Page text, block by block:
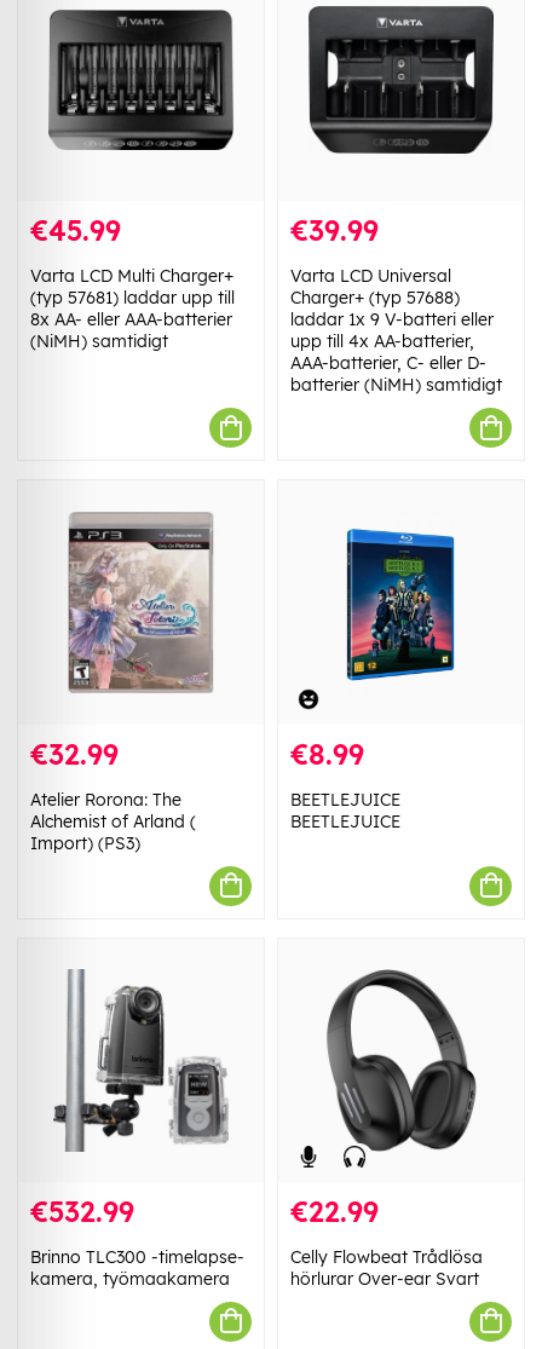
€45.99
Varta LCD Multi Charger+
(typ 57681) laddar upp till
8x AA- eller AAA-batterier
(NiMH) samtidigt
€39.99
Varta LCD Universal
Charger+ (typ 57688)
laddar 1x 9 V-batteri eller
upp till 4x AA-batterier,
AAA-batterier, C- eller D-
batterier (NiMH) samtidigt
€32.99
Atelier Rorona: The
Alchemist of Arland (
Import) (PS3)
€8.99
BEETLEJUICE
BEETLEJUICE
€532.99
Brinno TLC300 -timelapse-
kamera, työmaakamera
€22.99
Celly Flowbeat Trådlösa
hörlurar Over-ear Svart